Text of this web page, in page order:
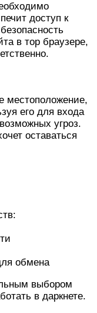
доступ к
в тор браузере,
местоположение,
его для входа
угроз.
оставаться
обмена
выбором
в даркнете.